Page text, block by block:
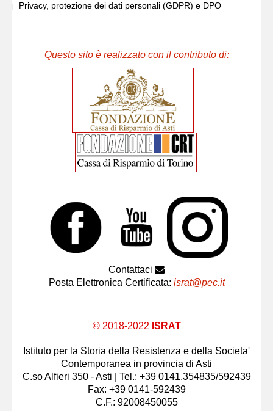
Privacy, protezione dei dati personali (GDPR) e DPO
Questo sito è realizzato con il contributo di:
Contattaci
Posta Elettronica Certificata: israt@pec.it
© 2018-2022 ISRAT
Istituto per la Storia della Resistenza e della Societa'
Contemporanea in provincia di Asti
C.so Alfieri 350 - Asti | Tel.: +39 0141.354835/592439
Fax: +39 0141-592439
C.F.: 92008450055